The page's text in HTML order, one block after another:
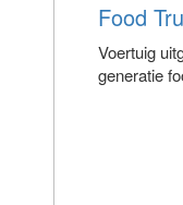
Food
Voertuig
generatie